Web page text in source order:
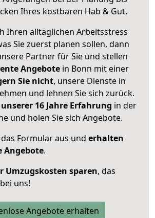
Ihres kostbaren Hab & Gut.
Ihren alltäglichen Arbeitsstress
Sie zuerst planen sollen, dann
Partner für Sie und stellen
Angebote in Bonn mit einer
Sie nicht, unsere Dienste in
und lehnen Sie sich zurück.
16 Jahre Erfahrung in der
und holen Sie sich Angebote.
Formular aus und erhalten
Angebote.
Umzugskosten sparen, das
uns!
Angebote erhalten